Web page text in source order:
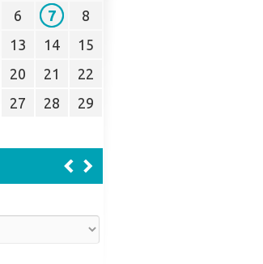
6 7
8
13 14
15
20 21
22
27 28
29